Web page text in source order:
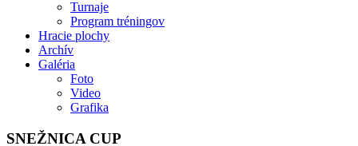
Turnaje
Program tréningov
Hracie plochy
Archív
Galéria
Foto
Video
Grafika
SNEŽNICA CUP